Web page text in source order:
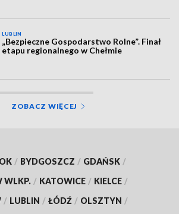
LUBLIN
„Bezpieczne Gospodarstwo Rolne”. Finał
etapu regionalnego w Chełmie
ZOBACZ WIĘCEJ
/ BYDGOSZCZ / GDAŃSK /
WLKP. / KATOWICE / KIELCE /
/ LUBLIN / ŁÓDŹ / OLSZTYN /